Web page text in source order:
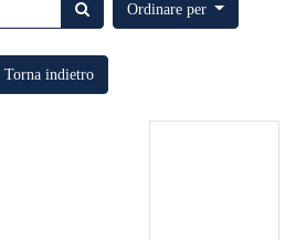
Ordinare per
Torna indietro